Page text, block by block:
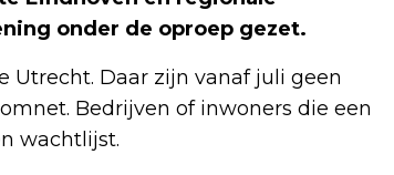
onder de oproep gezet.
Utrecht. Daar zijn vanaf juli geen
Bedrijven of inwoners die een
wachtlijst.